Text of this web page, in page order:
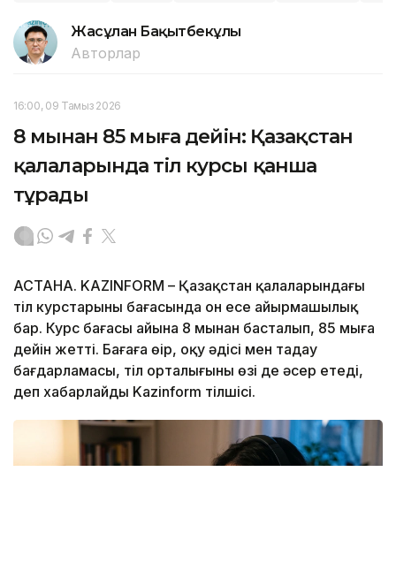
Жасұлан Бақытбекұлы
Авторлар
16:00, 09 Тамыз 2026
8 мыңнан 85 мыңға дейін: Қазақстан
қалаларында тіл курсы қанша
тұрады
АСТАНА. KAZINFORM – Қазақстан қалаларындағы
тіл курстарының бағасында он есе айырмашылық
бар. Курс бағасы айына 8 мыңнан басталып, 85 мыңға
дейін жетті. Бағаға өңір, оқу әдісі мен таңдау
бағдарламасы, тіл орталығының өзі де әсер етеді,
деп хабарлайды Kazinform тілшісі.